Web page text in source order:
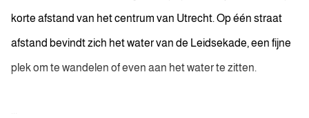
korte afstand van het centrum van Utrecht. Op één straat
afstand bevindt zich het water van de Leidsekade, een fijne
plek om te wandelen of even aan het water te zitten.